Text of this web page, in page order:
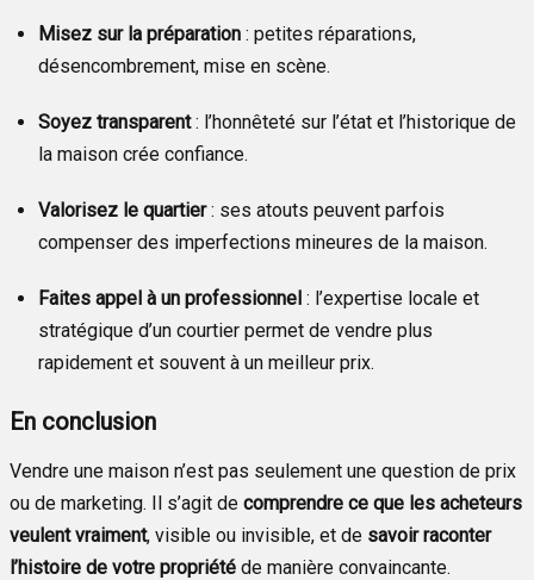
Misez sur la préparation : petites réparations,
désencombrement, mise en scène.
Soyez transparent: l’honnêteté sur l’état et l’historique de
la maison crée confiance.
Valorisez le quartier: ses atouts peuvent parfois
compenser des imperfections mineures de la maison.
Faites appel à un professionnel : l’expertise locale et
stratégique d’un courtier permet de vendre plus
rapidement et souvent à un meilleur prix.
En conclusion
Vendre une maison n’est pas seulement une question de prix
ou de marketing. Il s’agit de comprendre ce que les acheteurs
veulent vraiment, visible ou invisible, et de savoir raconter
l’histoire de votre propriété de manière convaincante.